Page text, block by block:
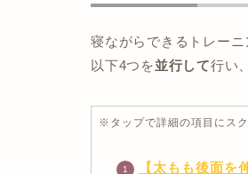
寝ながらできるトレー
以下4つを並行して行い
※タップで詳細の項目にスク
【太もも後面